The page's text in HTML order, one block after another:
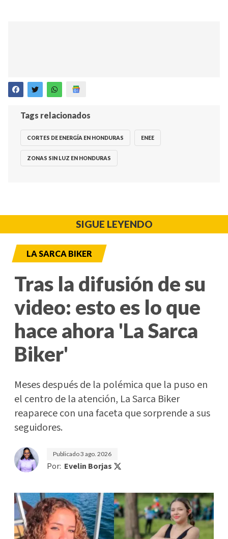
Tags relacionados
CORTES DE ENERGÍA EN HONDURAS ENEE
ZONAS SIN LUZ EN HONDURAS
SIGUE LEYENDO
LA SARCA BIKER
Tras la difusión de su
video: esto es lo que
hace ahora 'La Sarca
Biker'
Meses después de la polémica que la puso en
el centro de la atención, La Sarca Biker
reaparece con una faceta que sorprende a sus
seguidores.
Publicado3 ago. 2026
Por: Evelin Borjas